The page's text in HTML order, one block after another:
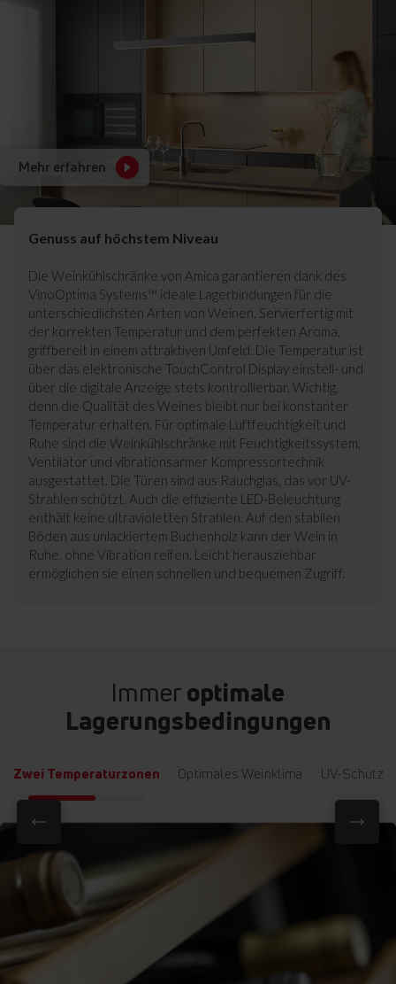
Mehr erfahren
Genuss auf höchstem Niveau
Die Weinkühlschränke von Amica garantieren dank des
VinoOptima Systems™ ideale Lagerbindungen für die
unterschiedlichsten Arten von Weinen. Servierfertig mit
der korrekten Temperatur und dem perfekten Aroma,
griffbereit in einem attraktiven Umfeld. Die Temperatur ist
über das elektronische TouchControl Display einstell- und
über die digitale Anzeige stets kontrollierbar. Wichtig,
denn die Qualität des Weines bleibt nur bei konstanter
Temperatur erhalten. Für optimale Luftfeuchtigkeit und
Ruhe sind die Weinkühlschränke mit Feuchtigkeitssystem,
Ventilator und vibrationsarmer Kompressortechnik
ausgestattet. Die Türen sind aus Rauchglas, das vor UV-
Strahlen schützt. Auch die effiziente LED-Beleuchtung
enthält keine ultravioletten Strahlen. Auf den stabilen
Böden aus unlackiertem Buchenholz kann der Wein in
Ruhe, ohne Vibration reifen. Leicht herausziehbar
ermöglichen sie einen schnellen und bequemen Zugriff.
Immeroptimale
Lagerungsbedingungen
Zwei Temperaturzonen Optimales Weinklima UV-Schutz